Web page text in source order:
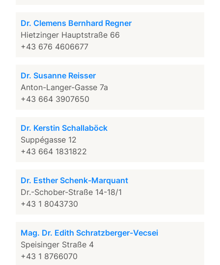
Dr. Clemens Bernhard Regner
Hietzinger Hauptstraße 66
+43 676 4606677
Dr. Susanne Reisser
Anton-Langer-Gasse 7a
+43 664 3907650
Dr. Kerstin Schallaböck
Suppégasse 12
+43 664 1831822
Dr. Esther Schenk-Marquant
Dr.-Schober-Straße 14-18/1
+43 1 8043730
Mag. Dr. Edith Schratzberger-Vecsei
Speisinger Straße 4
+43 1 8766070